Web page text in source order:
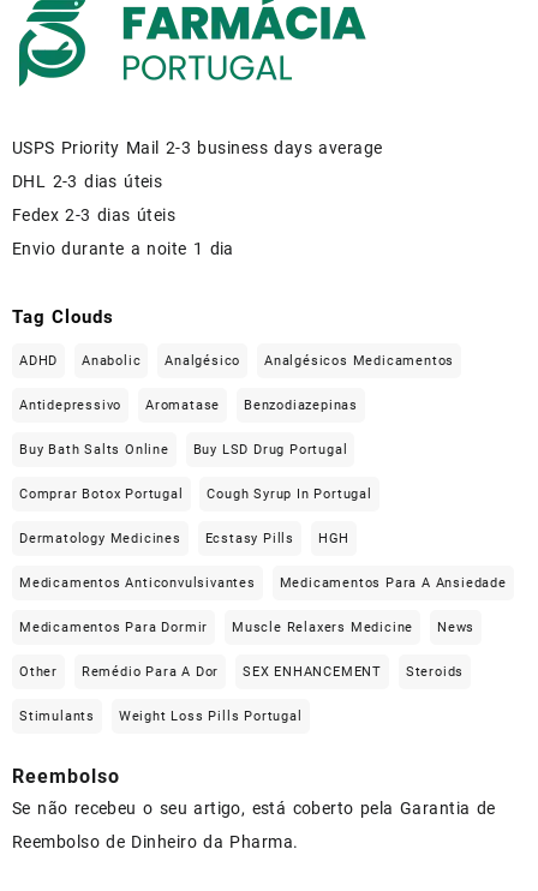
USPS Priority Mail 2-3 business days average
DHL 2-3 dias úteis
Fedex 2-3 dias úteis
Envio durante a noite 1 dia
Tag Clouds
ADHD Anabolic Analgésico Analgésicos Medicamentos
Antidepressivo Aromatase Benzodiazepinas
Buy Bath Salts Online Buy LSD Drug Portugal
Comprar Botox Portugal Cough Syrup In Portugal
Dermatology Medicines Ecstasy Pills HGH
Medicamentos Anticonvulsivantes Medicamentos Para A Ansiedade
Medicamentos Para Dormir Muscle Relaxers Medicine News
Other Remédio Para A Dor SEX ENHANCEMENT Steroids
Stimulants Weight Loss Pills Portugal
Reembolso
Se não recebeu o seu artigo, está coberto pela Garantia de
Reembolso de Dinheiro da Pharma.